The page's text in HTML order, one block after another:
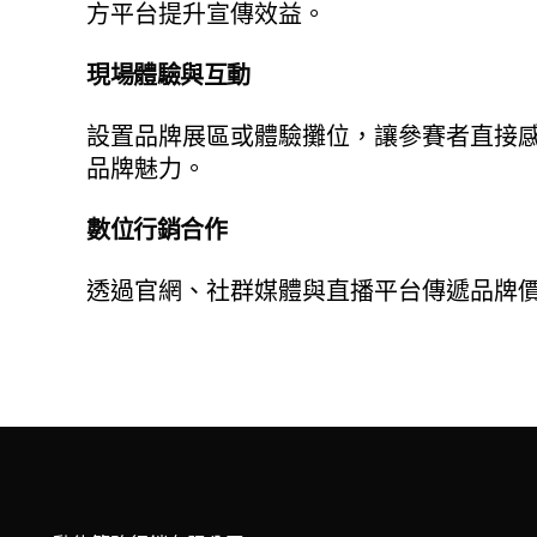
方平台提升宣傳效益。
現場體驗與互動
設置品牌展區或體驗攤位，讓參賽者直接
品牌魅力。
數位行銷合作
透過官網、社群媒體與直播平台傳遞品牌